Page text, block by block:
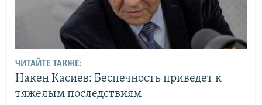
ЧИТАЙТЕ ТАКЖЕ:
Накен Касиев: Беспечность приведет к
тяжелым последствиям